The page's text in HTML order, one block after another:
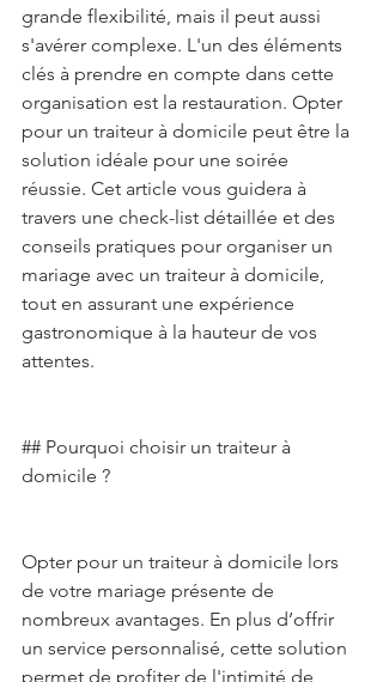
grande flexibilité, mais il peut aussi
s'avérer complexe. L'un des éléments
clés à prendre en compte dans cette
organisation est la restauration. Opter
pour un traiteur à domicile peut être la
solution idéale pour une soirée
réussie. Cet article vous guidera à
travers une check-list détaillée et des
conseils pratiques pour organiser un
mariage avec un traiteur à domicile,
tout en assurant une expérience
gastronomique à la hauteur de vos
attentes.
## Pourquoi choisir un traiteur à
domicile ?
Opter pour un traiteur à domicile lors
de votre mariage présente de
nombreux avantages. En plus d’offrir
un service personnalisé, cette solution
permet de profiter de l'intimité de